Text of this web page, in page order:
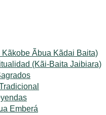
Ãbua Kãdai Baita)
(Kãi-Baita Jaibiara)
Emberá